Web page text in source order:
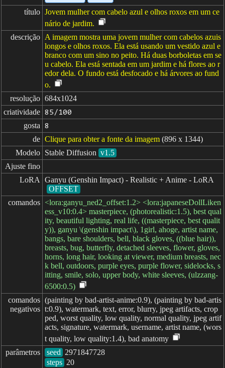
título Jovem mulher com cabelo azul e olhos roxos em um ce
nário de jardim.
descrição A imagem mostra uma jovem mulher com cabelos azuis
longos e olhos roxos. Ela está usando um vestido azul e
branco com um sino no peito. Há duas borboletas em se
u cabelo. Ela está sentada em um jardim e há flores ao r
edor dela. O fundo está desfocado e há árvores ao fund
o.
resolução 684x1024
criatividade 85/100
gosta 8
de Clique para obter a fonte da imagem (896 x 1344)
Modelo Stable Diffusion v1.5
Ajuste fino
LoRA
Ganyu (Genshin Impact) - Realistic + Anime - LoRA
OFFSET
comandos <lora:ganyu_ned2_offset:1.2> <lora:japaneseDollLiken
ess_v10:0.4> masterpiece, (photorealistic:1.5), best qual
ity, beautiful lighting, real life, ((masterpiece, best qualit
y)), ganyu \(genshin impact\), 1girl, ahoge, artist name,
bangs, bare shoulders, bell, black gloves, ((blue hair)),
breasts, bug, butterfly, detached sleeves, flower, gloves,
horns, long hair, looking at viewer, medium breasts, nec
k bell, outdoors, purple eyes, purple flower, sidelocks, s
itting, smile, solo, upper body, white sleeves, (ulzzang-
6500:0.5)
comandos
negativos
(painting by bad-artist-anime:0.9), (painting by bad-artis
t:0.9), watermark, text, error, blurry, jpeg artifacts, crop
ped, worst quality, low quality, normal quality, jpeg artif
acts, signature, watermark, username, artist name, (wors
t quality, low quality:1.4), bad anatomy
parâmetros
seed
steps